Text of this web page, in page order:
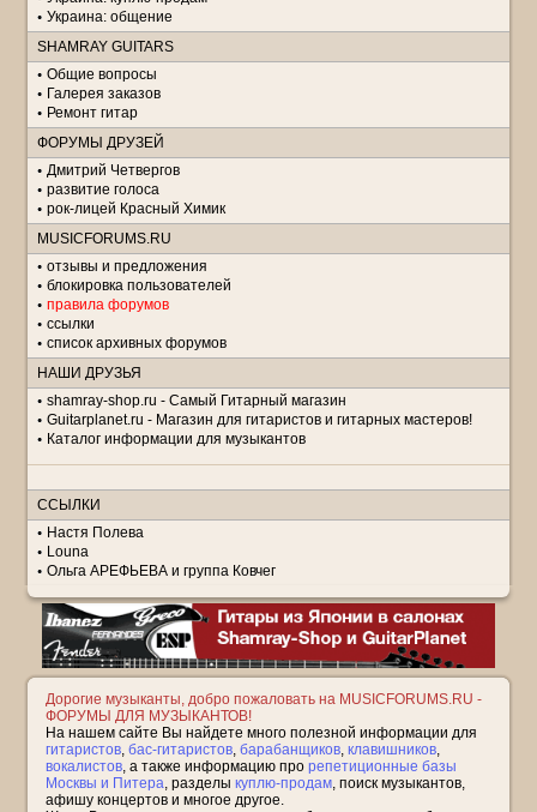
Украина: общение
SHAMRAY GUITARS
Общие вопросы
Галерея заказов
Ремонт гитар
ФОРУМЫ ДРУЗЕЙ
Дмитрий Четвергов
развитие голоса
рок-лицей Красный Химик
MUSICFORUMS.RU
отзывы и предложения
блокировка пользователей
правила форумов
ссылки
список архивных форумов
НАШИ ДРУЗЬЯ
shamray-shop.ru - Самый Гитарный магазин
Guitarplanet.ru - Магазин для гитаристов и гитарных мастеров!
Каталог информации для музыкантов
ССЫЛКИ
Настя Полева
Louna
Ольга АРЕФЬЕВА и группа Ковчег
Дорогие музыканты, добро пожаловать на MUSICFORUMS.RU -
ФОРУМЫ ДЛЯ МУЗЫКАНТОВ!
На нашем сайте Вы найдете много полезной информации для
гитаристов, бас-гитаристов, барабанщиков, клавишников,
вокалистов, а также информацию про репетиционные базы
Москвы и Питера, разделы куплю-продам, поиск музыкантов,
афишу концертов и многое другое.